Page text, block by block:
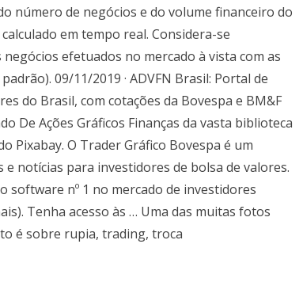
número de negócios e do volume financeiro do
em tempo real. Considera-se
efetuados no mercado à vista com as
09/11/2019 · ADVFN Brasil: Portal de
do Brasil, com cotações da Bovespa e BM&F
De Ações Gráficos Finanças da vasta biblioteca
Pixabay. O Trader Gráfico Bovespa é um
notícias para investidores de bolsa de valores.
software nº 1 no mercado de investidores
Tenha acesso às … Uma das muitas fotos
é sobre rupia, trading, troca